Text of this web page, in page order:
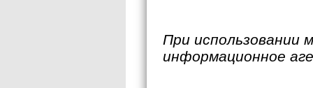
При использовании
информационное